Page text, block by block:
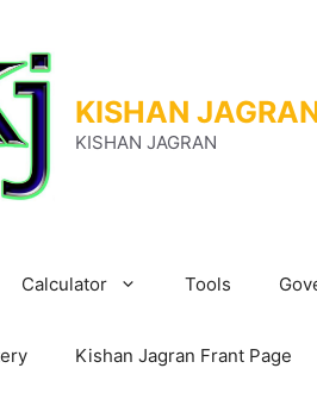
KISHAN
KISHAN JAGRAN
Calculator Tools
Kishan Jagran Frant Page